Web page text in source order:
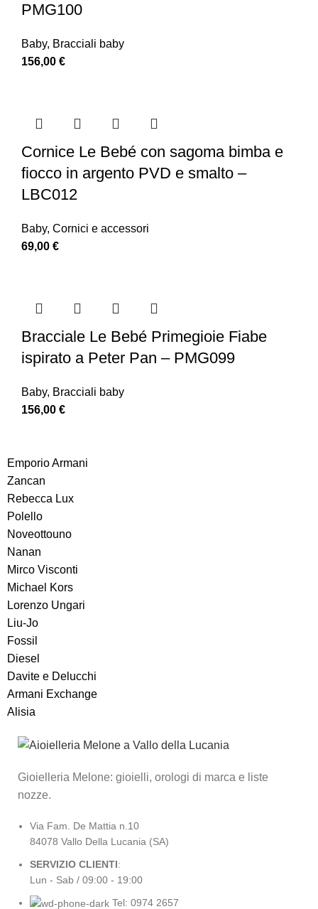
PMG100
Baby, Bracciali baby
156,00 €
Cornice Le Bebé con sagoma bimba e
fiocco in argento PVD e smalto –
LBC012
Baby, Cornici e accessori
69,00 €
Bracciale Le Bebé Primegioie Fiabe
ispirato a Peter Pan – PMG099
Baby, Bracciali baby
156,00 €
Emporio Armani
Zancan
Rebecca Lux
Polello
Noveottouno
Nanan
Mirco Visconti
Michael Kors
Lorenzo Ungari
Liu-Jo
Fossil
Diesel
Davite e Delucchi
Armani Exchange
Alisia
Gioielleria Melone: gioielli, orologi di marca e liste
nozze.
Via Fam. De Mattia n.10
84078 Vallo Della Lucania (SA)
SERVIZIO CLIENTI:
Lun - Sab / 09:00 - 19:00
Tel: 0974 2657